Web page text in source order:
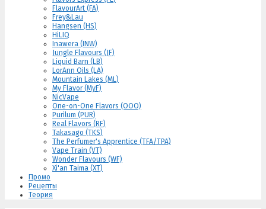
FlavourArt (FA)
Frey&Lau
Hangsen (HS)
HiLIQ
Inawera (INW)
Jungle Flavours (JF)
Liquid Barn (LB)
LorAnn Oils (LA)
Mountain Lakes (ML)
My Flavor (MyF)
NicVape
One-on-One Flavors (OOO)
Purilum (PUR)
Real Flavors (RF)
Takasago (TKS)
The Perfumer's Apprentice (TFA/TPA)
Vape Train (VT)
Wonder Flavours (WF)
Xi'an Taima (XT)
Промо
Рецепты
Теория